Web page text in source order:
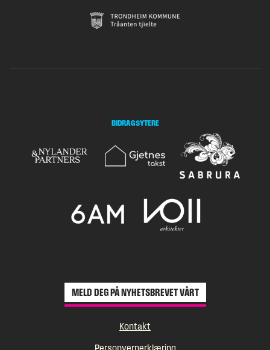
BIDRAGSYTERE
MELD DEG PÅ NYHETSBREVET VÅRT
Kontakt